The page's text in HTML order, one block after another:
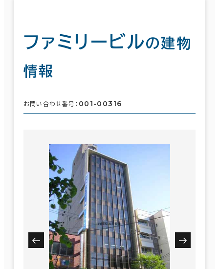
ファミリービルの建物
情報
お問い合わせ番号： 001-00316